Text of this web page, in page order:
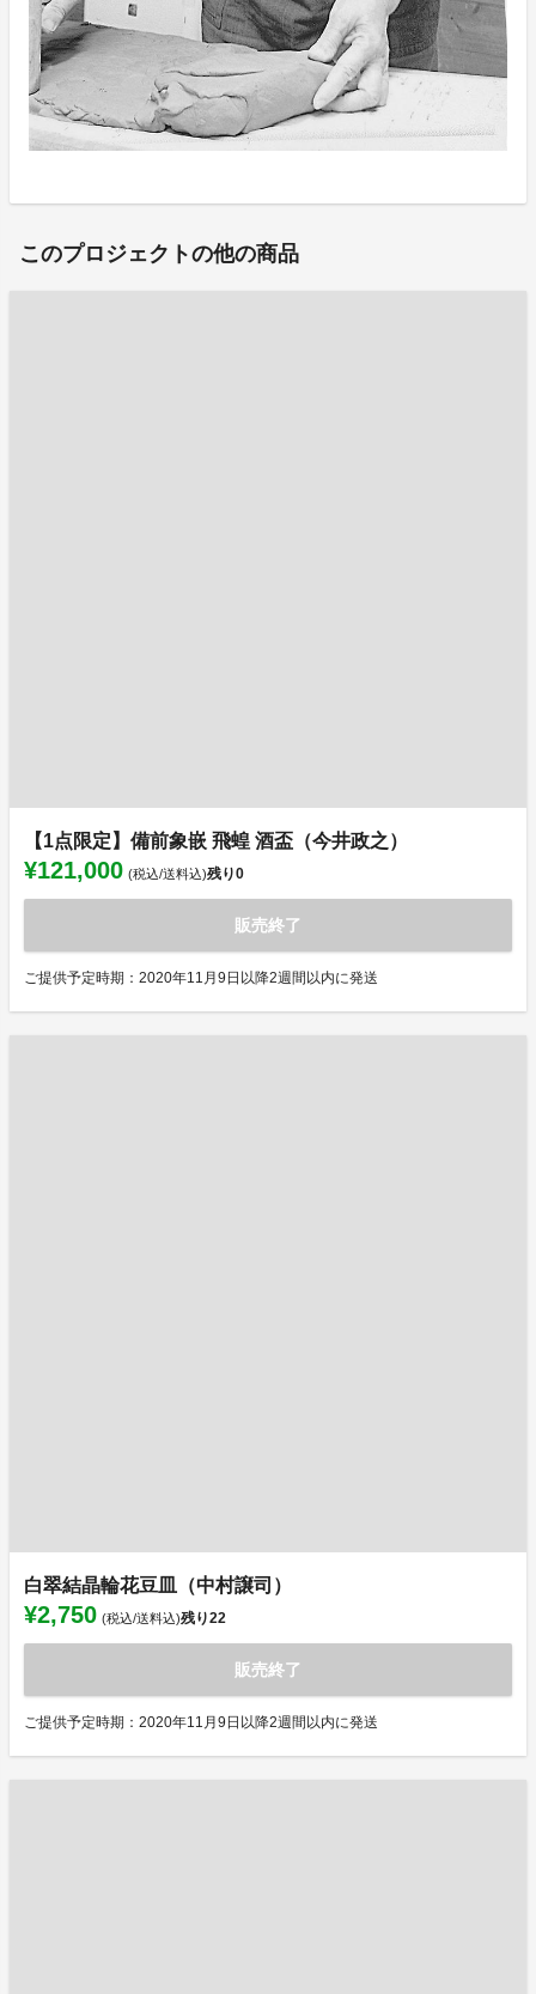
このプロジェクトの他の商品
【1点限定】備前象嵌 飛蝗 酒盃（今井政之）
¥121,000 (税込/送料込)残り0
販売終了
ご提供予定時期：2020年11月9日以降2週間以内に発送
白翠結晶輪花豆皿（中村譲司）
¥2,750 (税込/送料込)残り22
販売終了
ご提供予定時期：2020年11月9日以降2週間以内に発送